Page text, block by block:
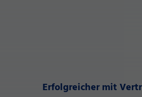
Erfolgreicher mit